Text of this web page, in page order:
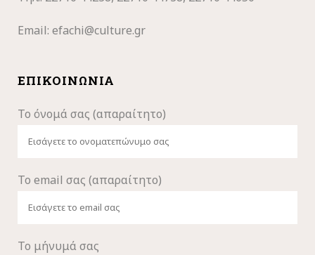
Email: efachi@culture.gr
ΕΠΙΚΟΙΝΩΝΊΑ
Το όνομά σας (απαραίτητο)
Το email σας (απαραίτητο)
Το μήνυμά σας